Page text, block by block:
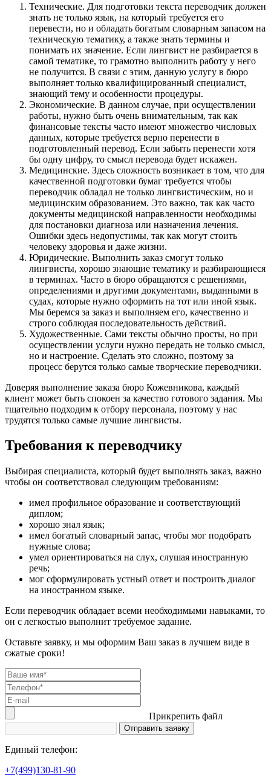
Технические. Для подготовки текста переводчик должен
знать не только язык, на который требуется его
перевести, но и обладать богатым словарным запасом на
техническую тематику, а также знать термины и
понимать их значение. Если лингвист не разбирается в
самой тематике, то грамотно выполнить работу у него
не получится. В связи с этим, данную услугу в бюро
выполняет только квалифицированный специалист,
знающий тему и особенности процедуры.
Экономические. В данном случае, при осуществлении
работы, нужно быть очень внимательным, так как
финансовые тексты часто имеют множество числовых
данных, которые требуется верно перенести в
подготовленный перевод. Если забыть перенести хотя
бы одну цифру, то смысл перевода будет искажен.
Медицинские. Здесь сложность возникает в том, что для
качественной подготовки бумаг требуется чтобы
переводчик обладал не только лингвистическим, но и
медицинским образованием. Это важно, так как часто
документы медицинской направленности необходимы
для постановки диагноза или назначения лечения.
Ошибки здесь недопустимы, так как могут стоить
человеку здоровья и даже жизни.
Юридические. Выполнить заказ смогут только
лингвисты, хорошо знающие тематику и разбирающиеся
в терминах. Часто в бюро обращаются с решениями,
определениями и другими документами, выданными в
судах, которые нужно оформить на тот или иной язык.
Мы беремся за заказ и выполняем его, качественно и
строго соблюдая последовательность действий.
Художественные. Сами тексты обычно просты, но при
осуществлении услуги нужно передать не только смысл,
но и настроение. Сделать это сложно, поэтому за
процесс берутся только самые творческие переводчики.
Доверяя выполнение заказа бюро Кожевникова, каждый
клиент может быть спокоен за качество готового задания. Мы
тщательно подходим к отбору персонала, поэтому у нас
трудятся только самые лучшие лингвисты.
Требования к переводчику
Выбирая специалиста, который будет выполнять заказ, важно
чтобы он соответствовал следующим требованиям:
имел профильное образование и соответствующий
диплом;
хорошо знал язык;
имел богатый словарный запас, чтобы мог подобрать
нужные слова;
умел ориентироваться на слух, слушая иностранную
речь;
мог сформулировать устный ответ и построить диалог
на иностранном языке.
Если переводчик обладает всеми необходимыми навыками, то
он с легкостью выполнит требуемое задание.
Оставьте заявку, и мы оформим Ваш заказ в лучшем виде в
сжатые сроки!
Прикрепить файл
Единый телефон:
+7(499)130-81-90